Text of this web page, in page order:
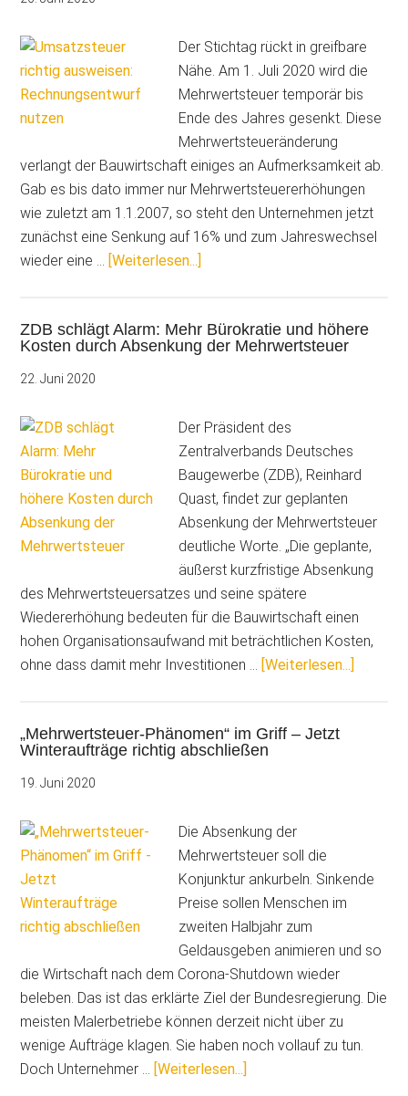
auf
die
Der Stichtag rückt in greifbare
Nähe. Am 1. Juli 2020 wird die
Mehrwertsteuer temporär bis
Ende des Jahres gesenkt. Diese
Mehrwertsteueränderung
verlangt der Bauwirtschaft einiges an Aufmerksamkeit ab.
Gab es bis dato immer nur Mehrwertsteuererhöhungen
wie zuletzt am 1.1.2007, so steht den Unternehmen jetzt
zunächst eine Senkung auf 16% und zum Jahreswechsel
wieder eine … [Weiterlesen...]
–
Rechnungsentwurf
ZDB schlägt Alarm: Mehr Bürokratie und höhere
Kosten durch Absenkung der Mehrwertsteuer
22. Juni 2020
Der Präsident des
Zentralverbands Deutsches
Baugewerbe (ZDB), Reinhard
Quast, findet zur geplanten
Absenkung der Mehrwertsteuer
deutliche Worte. „Die geplante,
äußerst kurzfristige Absenkung
des Mehrwertsteuersatzes und seine spätere
Wiedererhöhung bedeuten für die Bauwirtschaft einen
hohen Organisationsaufwand mit beträchtlichen Kosten,
ohne dass damit mehr Investitionen … [Weiterlesen...]
„Mehrwertsteuer-Phänomen“ im Griff – Jetzt
Winteraufträge richtig abschließen
19. Juni 2020
Die Absenkung der
Mehrwertsteuer soll die
Konjunktur ankurbeln. Sinkende
Preise sollen Menschen im
zweiten Halbjahr zum
Geldausgeben animieren und so
die Wirtschaft nach dem Corona-Shutdown wieder
beleben. Das ist das erklärte Ziel der Bundesregierung. Die
meisten Malerbetriebe können derzeit nicht über zu
wenige Aufträge klagen. Sie haben noch vollauf zu tun.
Doch Unternehmer … [Weiterlesen...]